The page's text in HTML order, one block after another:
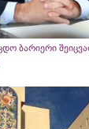
ბარიერი